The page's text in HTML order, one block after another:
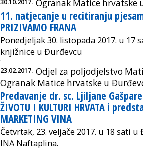
30.10.2017. Ogranak Matice hrvatske
11. natjecanje u recitiranju
PRIZIVAMO FRANA
Ponedjeljak 30. listopada 2017. u 17
knjižnice u Đurđevcu
23.02.2017. Odjel za poljodjelstvo
Ogranak Matice hrvatske u
Predavanje dr. sc. Ljiljane
ŽIVOTU I KULTURI HRVATA i
MARKETING VINA
Četvrtak, 23. veljače 2017. u 18 sati
INA Naftaplina.